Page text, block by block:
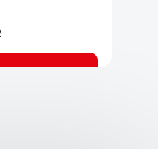
- ok. 10 m2
ok. 8,25 m2 Łazienka
- ok. 5,5 m2 Czynsz
Zobacz ofertę